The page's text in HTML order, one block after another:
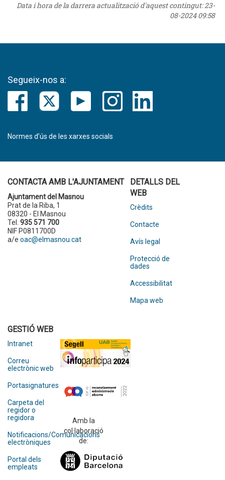
Data i hora de la darrera actualització d'aquest contingut:23-
08-2024 09:58
Segueix-nos a:
Normes d’ús de les xarxes socials
CONTACTA AMB L'AJUNTAMENT
Ajuntament del Masnou
Prat de la Riba, 1
08320 - El Masnou
Tel. 935 571 700
NIF P0811700D
a/e oac@elmasnou.cat
DETALLS DEL
WEB
Crèdits
Contacte
Avís legal
Protecció de
dades
Accessibilitat
Mapa web
GESTIÓ WEB
Intranet
Correu
electrònic web
Portasignatures
Carpeta del
regidor o
regidora
Notificacions/Comunicacions
electròniques
Portal dels
empleats
Amb la
col·laboració
de: